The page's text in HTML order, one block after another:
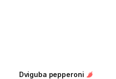
Dviguba pepperoni